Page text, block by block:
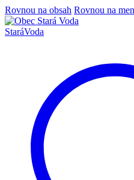
Rovnou na obsah Rovnou na
StaráVoda